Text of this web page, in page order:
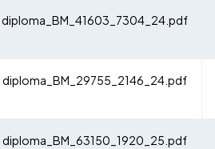
diploma_BM_41603_7304_24.pdf
diploma_BM_29755_2146_24.pdf
diploma_BM_63150_1920_25.pdf